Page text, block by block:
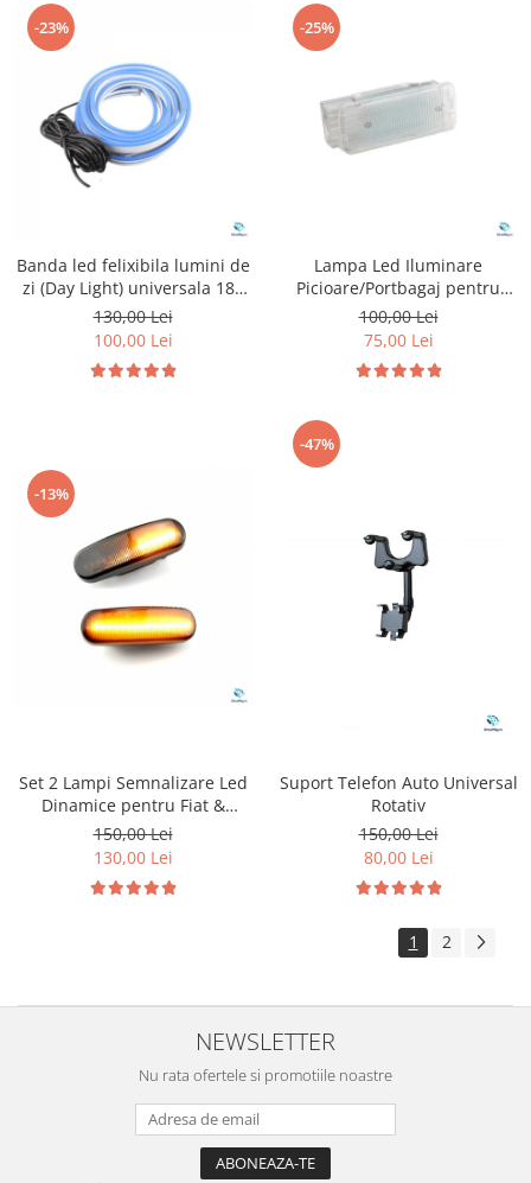
-23%
Banda led felixibila lumini de
zi (Day Light) universala 180
cm
130,00 Lei
100,00 Lei
-25%
Lampa Led Iluminare
Picioare/Portbagaj pentru
Peugeot si Citroen
100,00 Lei
75,00 Lei
-13%
Set 2 Lampi Semnalizare Led
Dinamice pentru Fiat &
Peugeot & Citroen
150,00 Lei
130,00 Lei
-47%
Suport Telefon Auto Universal
Rotativ
150,00 Lei
80,00 Lei
1 2
NEWSLETTER
Nu rata ofertele si promotiile noastre